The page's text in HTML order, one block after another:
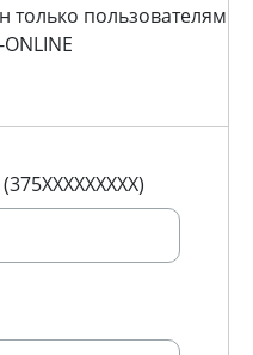
только пользователям